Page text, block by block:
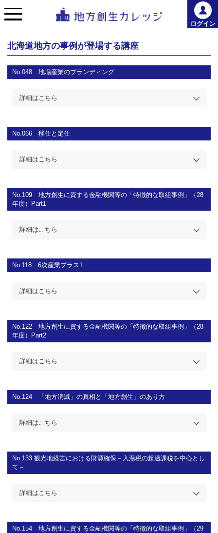
ログイン
北海道地方の事例が登場する講座
No.048 地場産業のブランディング
詳細はこちら
No.066 移住と定住
詳細はこちら
No.109 地方創生に資する金融機関等の「特徴的な取組事例」（28
年度）Part1
詳細はこちら
No.118 6次産業プラス1
詳細はこちら
No.122 地方創生に資する金融機関等の「特徴的な取組事例」（28
年度）Part2
詳細はこちら
No.124 「地方消滅」の真相と「地方創生」のあり方
詳細はこちら
No.133 観光地経営における財源確保－入湯税の超過課税を中心とし
て－
詳細はこちら
No.154 地方創生に資する金融機関等の「特徴的な取組事例」（29